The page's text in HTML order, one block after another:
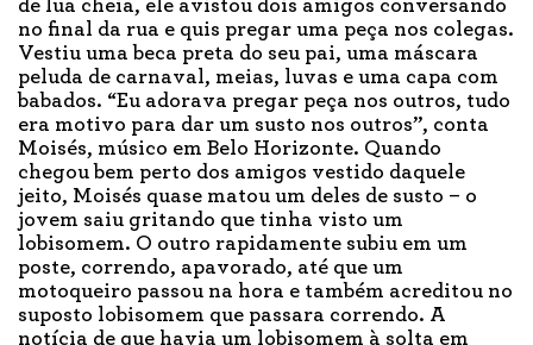
de lua cheia, ele avistou dois amigos conversando
no final da rua e quis pregar uma peça nos colegas.
Vestiu uma beca preta do seu pai, uma máscara
peluda de carnaval, meias, luvas e uma capa com
babados. “Eu adorava pregar peça nos outros, tudo
era motivo para dar um susto nos outros”, conta
Moisés, músico em Belo Horizonte. Quando
chegou bem perto dos amigos vestido daquele
jeito, Moisés quase matou um deles de susto – o
jovem saiu gritando que tinha visto um
lobisomem. O outro rapidamente subiu em um
poste, correndo, apavorado, até que um
motoqueiro passou na hora e também acreditou no
suposto lobisomem que passara correndo. A
notícia de que havia um lobisomem à solta em